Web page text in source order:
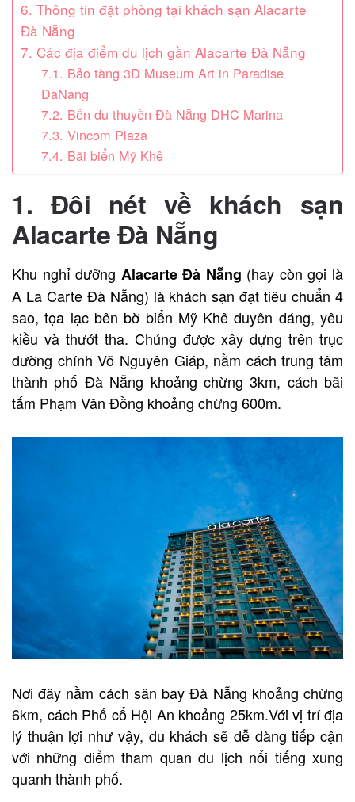
6. Thông tin đặt phòng tại khách sạn Alacarte
Đà Nẵng
7. Các địa điểm du lịch gần Alacarte Đà Nẵng
7.1. Bảo tàng 3D Museum Art in Paradise
DaNang
7.2. Bến du thuyền Đà Nẵng DHC Marina
7.3. Vincom Plaza
7.4. Bãi biển Mỹ Khê
1. Đôi nét về khách sạn
Alacarte Đà Nẵng
Khu nghỉ dưỡng Alacarte Đà Nẵng (hay còn gọi là
A La Carte Đà Nẵng) là khách sạn đạt tiêu chuẩn 4
sao, tọa lạc bên bờ biển Mỹ Khê duyên dáng, yêu
kiều và thướt tha. Chúng được xây dựng trên trục
đường chính Võ Nguyên Giáp, nằm cách trung tâm
thành phố Đà Nẵng khoảng chừng 3km, cách bãi
tắm Phạm Văn Đồng khoảng chừng 600m.
Nơi đây nằm cách sân bay Đà Nẵng khoảng chừng
6km, cách Phố cổ Hội An khoảng 25km.Với vị trí địa
lý thuận lợi như vậy, du khách sẽ dễ dàng tiếp cận
với những điểm tham quan du lịch nổi tiếng xung
quanh thành phố.